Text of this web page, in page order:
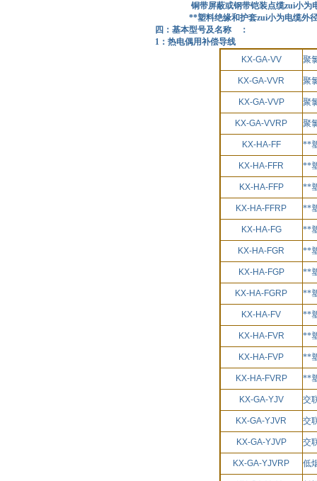
铜带屏蔽或钢带铠装点缆zui小为电
**塑料绝缘和护套zui小为电缆外
四：基本型号及名称 ：
1：热电偶用补偿导线
KX-GA-VV
聚
KX-GA-VVR 聚
KX-GA-VVP 聚
KX-GA-VVRP 聚
KX-HA-FF **
KX-HA-FFR **
KX-HA-FFP **
KX-HA-FFRP **
KX-HA-FG **
KX-HA-FGR **
KX-HA-FGP **
KX-HA-FGRP **
KX-HA-FV **
KX-HA-FVR **
KX-HA-FVP **
KX-HA-FVRP **
KX-GA-YJV 交
KX-GA-YJVR 交
KX-GA-YJVP 交
KX-GA-YJVRP 低